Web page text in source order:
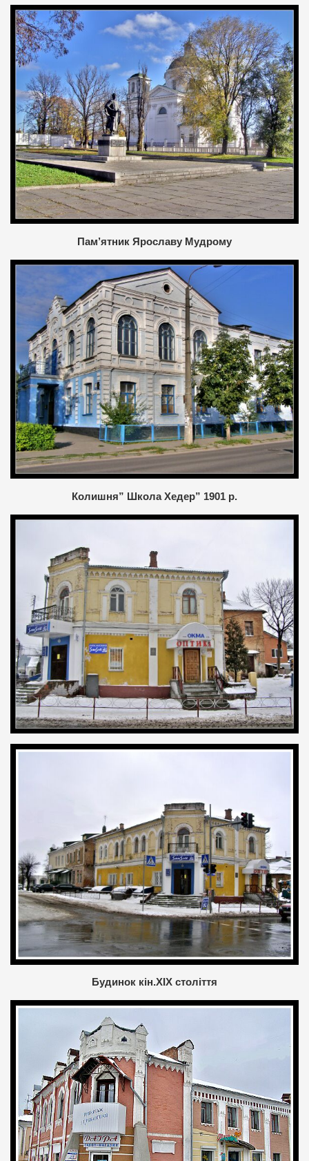
Пам’ятник Ярославу Мудрому
Колишня” Школа Хедер” 1901 р.
Будинок кін.XIX століття